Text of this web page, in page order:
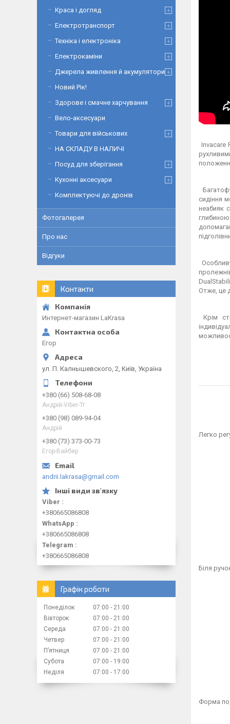
Invacare
сидіння
неабияк
Отже, це
Крім
Легко
Біля
Форма
Краса і догляд
Електротранспорт
Техніка і електроніка
Електрокаміни
Джерела живлення й акумулятори
Новий Рік!
Здорове і смачне харчування
Вело-аксесуари
Товари для військових
НА СКЛАДУ В НАЛИЧІ
Посуд для зберігання
Кухонні аксесуари
Комплектуючі до дронів
Фотогалерея
Про нас
Відгуки
Контакти
Интернет-магазин LaKrasa
Егор
ул. П. Калнышевского, 2, Київ, Україна
+380 (66) 508-68-08
Андрій-Viber-Тг
+380 (98) 089-94-04
Андрій
+380 (73) 373-00-73
Егор-Вайбер
andrii.lakrasa@gmail.com
Viber
+380665086808
WhatsApp
+380665086808
Telegram
+380665086808
Графік роботи
Понеділок 07:00
21:00
Вівторок
07:00
21:00
Середа
07:00
21:00
Четвер
07:00
21:00
Пʼятниця
07:00
21:00
Субота
07:00
19:00
Неділя
07:00 17:00